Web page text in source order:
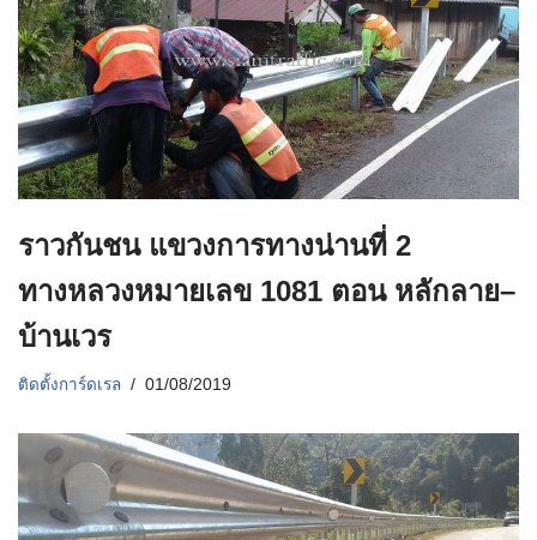
ราวกันชน แขวงการทางน่านที่ 2
ทางหลวงหมายเลข 1081 ตอน หลักลาย–
บ้านเวร
ติดตั้งการ์ดเรล 01/08/2019